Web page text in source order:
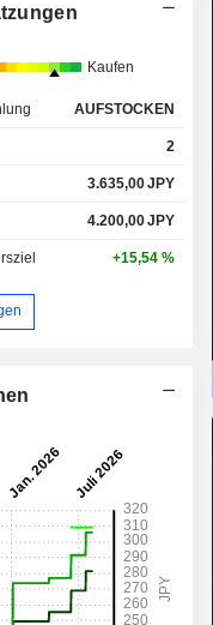
Kaufen
AUFSTOCKEN
2
3.635,00JPY
4.200,00JPY
+15,54 %